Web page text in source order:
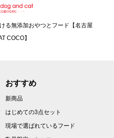
る無添加おやつとフード【名古屋
COCO】
おすすめ
新商品
はじめての3点セット
現場で選ばれているフード